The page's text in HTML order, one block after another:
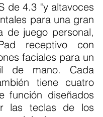
de 4.3 "y altavoces
para una gran
de juego personal,
receptivo con
faciales para un
de mano. Cada
tiene cuatro
función diseñados
las teclas de los